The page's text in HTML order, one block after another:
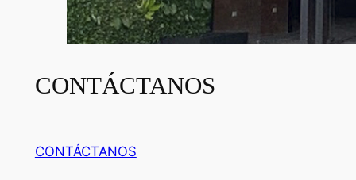
CONTÁCTANOS
CONTÁCTANOS